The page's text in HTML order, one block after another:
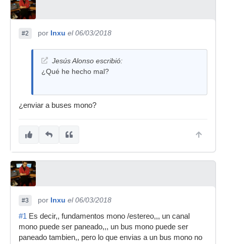
#2 por Inxu el 06/03/2018
Jesús Alonso escribió:
¿Qué he hecho mal?
¿enviar a buses mono?
#3 por Inxu el 06/03/2018
#1 Es decir,, fundamentos mono /estereo,,, un canal
mono puede ser paneado,,, un bus mono puede ser
paneado tambien,, pero lo que envias a un bus mono no